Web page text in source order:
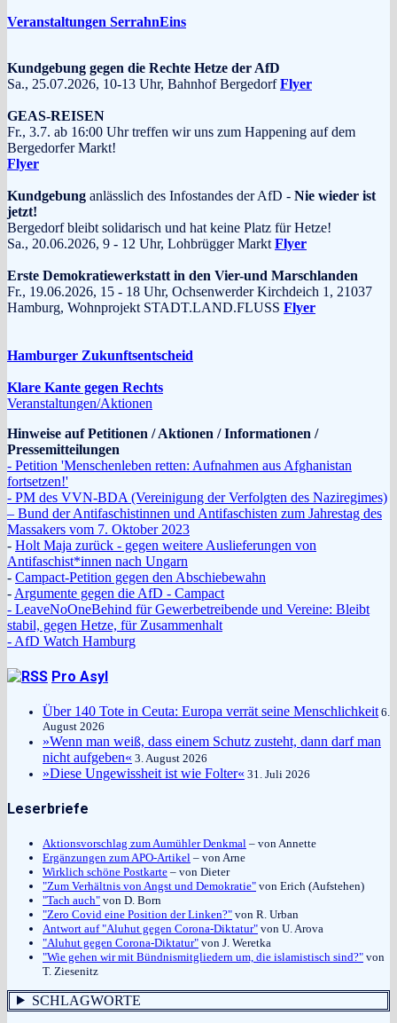
Veranstaltungen SerrahnEins
Kundgebung gegen die Rechte Hetze der AfD
Sa., 25.07.2026, 10-13 Uhr, Bahnhof BergedorfFlyer
GEAS-REISEN
Fr., 3.7. ab 16:00 Uhr treffen wir uns zum Happening auf dem
Bergedorfer Markt!
Flyer
Kundgebung anlässlich des Infostandes der AfD - Nie wieder ist
jetzt!
Bergedorf bleibt solidarisch und hat keine Platz für Hetze!
Sa., 20.06.2026, 9 - 12 Uhr, Lohbrügger Markt Flyer
Erste Demokratiewerkstatt in den Vier-und Marschlanden
Fr., 19.06.2026, 15 - 18 Uhr, Ochsenwerder Kirchdeich 1, 21037
Hamburg, Wohnprojekt STADT.LAND.FLUSS Flyer
Hamburger Zukunftsentscheid
Klare Kante gegen Rechts
Veranstaltungen/Aktionen
Hinweise auf Petitionen / Aktionen / Informationen /
Pressemitteilungen
- Petition 'Menschenleben retten: Aufnahmen aus Afghanistan
fortsetzen!'
- PM des VVN-BDA (Vereinigung der Verfolgten des Naziregimes)
– Bund der Antifaschistinnen und Antifaschisten zum Jahrestag des
Massakers vom 7. Oktober 2023
- Holt Maja zurück - gegen weitere Auslieferungen von
Antifaschist*innen nach Ungarn
- Campact-Petition gegen den Abschiebewahn
- Argumente gegen die AfD - Campact
- LeaveNoOneBehind für Gewerbetreibende und Vereine: Bleibt
stabil, gegen Hetze, für Zusammenhalt
- AfD Watch Hamburg
Pro Asyl
Über 140 Tote in Ceuta: Europa verrät seine Menschlichkeit 6.
August 2026
»Wenn man weiß, dass einem Schutz zusteht, dann darf man
nicht aufgeben« 3. August 2026
»Diese Ungewissheit ist wie Folter« 31. Juli 2026
Leserbriefe
Aktionsvorschlag zum Aumühler Denkmal – von Annette
Ergänzungen zum APO-Artikel – von Arne
Wirklich schöne Postkarte – von Dieter
"Zum Verhältnis von Angst und Demokratie" von Erich (Aufstehen)
"Tach auch" von D. Born
"Zero Covid eine Position der Linken?" von R. Urban
Antwort auf "Aluhut gegen Corona-Diktatur" von U. Arova
"Aluhut gegen Corona-Diktatur" von J. Weretka
"Wie gehen wir mit Bündnismitgliedern um, die islamistisch sind?" von
T. Ziesenitz
SCHLAGWORTE